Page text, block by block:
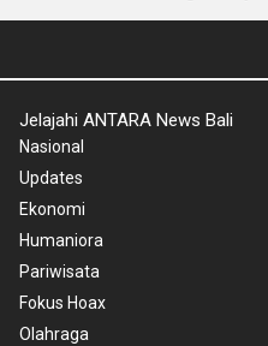
Jelajahi ANTARA News Bali
Nasional
Updates
Ekonomi
Humaniora
Pariwisata
Fokus Hoax
Olahraga